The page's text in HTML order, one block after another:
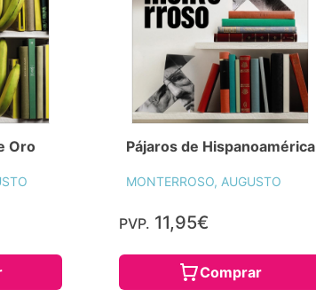
Oro Pájaros de Hispanoamérica
MONTERROSO, AUGUSTO
PVP. 11,95€
Comprar